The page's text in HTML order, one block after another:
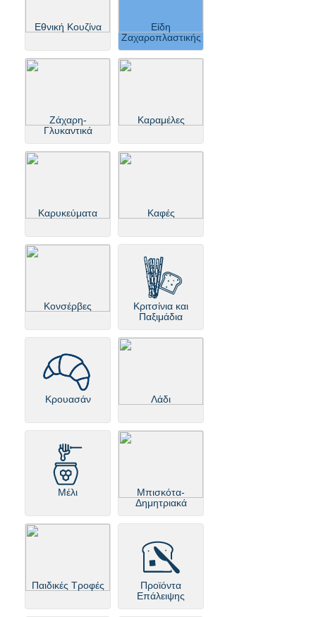
Εθνική Κουζίνα
Είδη
Ζαχαροπλαστικής
Ζάχαρη-
Γλυκαντικά
Καραμέλες
Καρυκεύματα Καφές
Κονσέρβες
Κριτσίνια και
Παξιμάδια
Κρουασάν Λάδι
Μέλι
Μπισκότα-
Δημητριακά
Παιδικές Τροφές
Προϊόντα
Επάλειψης